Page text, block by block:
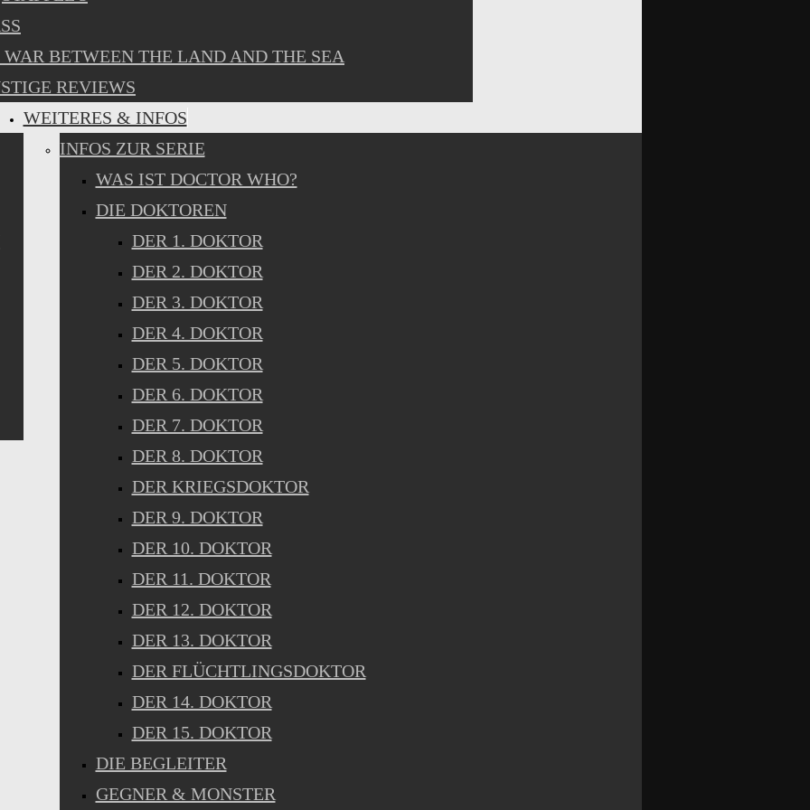
WAR BETWEEN THE LAND AND THE SEA
REVIEWS
WEITERES & INFOS
INFOS ZUR SERIE
WAS IST DOCTOR WHO?
DIE DOKTOREN
DER 1. DOKTOR
DER 2. DOKTOR
DER 3. DOKTOR
DER 4. DOKTOR
DER 5. DOKTOR
DER 6. DOKTOR
DER 7. DOKTOR
DER 8. DOKTOR
DER KRIEGSDOKTOR
DER 9. DOKTOR
DER 10. DOKTOR
DER 11. DOKTOR
DER 12. DOKTOR
DER 13. DOKTOR
DER FLÜCHTLINGSDOKTOR
DER 14. DOKTOR
DER 15. DOKTOR
DIE BEGLEITER
GEGNER & MONSTER